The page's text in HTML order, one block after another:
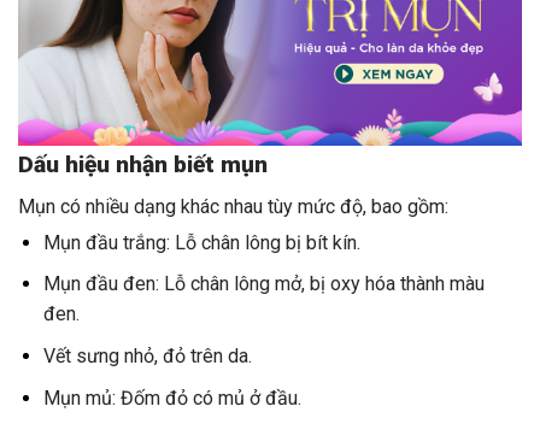
Dấu hiệu nhận biết mụn
Mụn có nhiều dạng khác nhau tùy mức độ, bao gồm:
Mụn đầu trắng: Lỗ chân lông bị bít kín.
Mụn đầu đen: Lỗ chân lông mở, bị oxy hóa thành màu
đen.
Vết sưng nhỏ, đỏ trên da.
Mụn mủ: Đốm đỏ có mủ ở đầu.